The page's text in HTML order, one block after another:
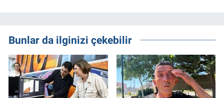
Bunlar da ilginizi çekebilir